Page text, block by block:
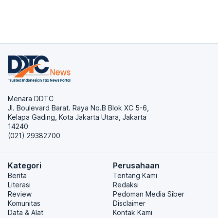
Menara DDTC
Jl. Boulevard Barat. Raya No.B Blok XC 5-6,
Kelapa Gading, Kota Jakarta Utara, Jakarta
14240
(021) 29382700
Kategori
Berita
Literasi
Review
Komunitas
Data & Alat
Perusahaan
Tentang Kami
Redaksi
Pedoman Media Siber
Disclaimer
Kontak Kami